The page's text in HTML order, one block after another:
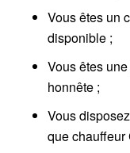
Vous êtes un
disponible ;
Vous êtes
honnête ;
Vous
que chauffeur